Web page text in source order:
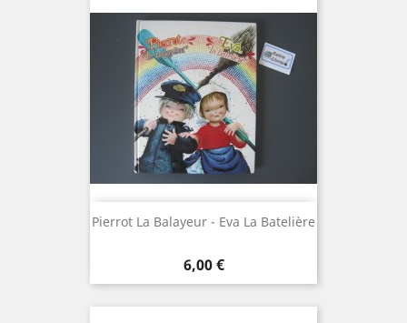
Pierrot La Balayeur - Eva La Batelière
Prix
6,00 €